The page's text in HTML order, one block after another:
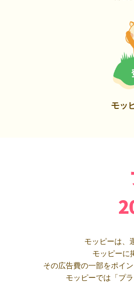
モッ
モッピーは、
モッピーに
その広告費の一部をポイ
モッピーでは「プ